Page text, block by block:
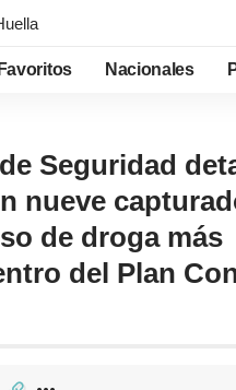
Favoritos Nacionales
Seguridad
nueve
de droga más
del Plan